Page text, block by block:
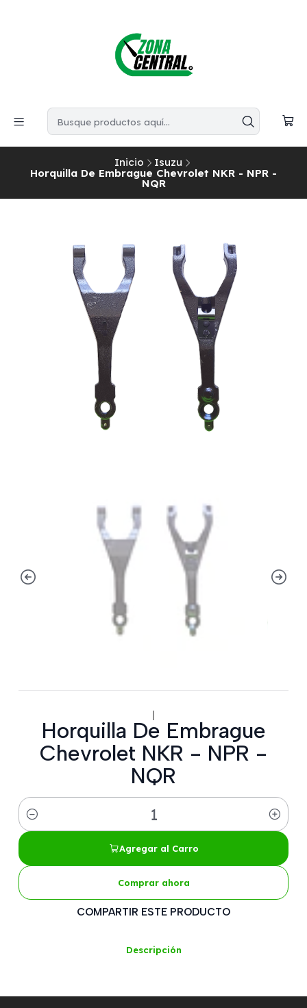
Inicio
Isuzu
Horquilla De Embrague Chevrolet NKR - NPR -
NQR
|
Horquilla De Embrague
Chevrolet NKR - NPR -
NQR
Cantidad
Agregar al Carro
Comprar ahora
COMPARTIR ESTE PRODUCTO
Descripción